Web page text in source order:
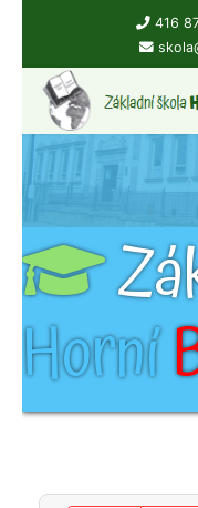
416
Horní